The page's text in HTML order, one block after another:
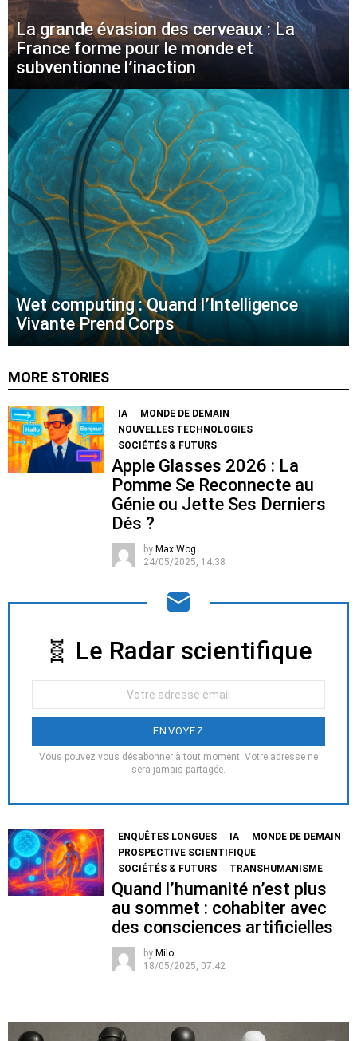
La grande évasion des cerveaux : La
France forme pour le monde et
subventionne l’inaction
Wet computing : Quand l’Intelligence
Vivante Prend Corps
MORE STORIES
IA
MONDE DE DEMAIN
NOUVELLES TECHNOLOGIES
SOCIÉTÉS & FUTURS
Apple Glasses 2026 : La
Pomme Se Reconnecte au
Génie ou Jette Ses Derniers
Dés ?
by Max Wog
24/05/2025, 14:38
NEWSLETTER
🧬 Le Radar scientifique
:
Vous pouvez vous désabonner à tout moment. Votre adresse ne
sera jamais partagée.
ENQUÊTES LONGUES IA
MONDE DE DEMAIN
PROSPECTIVE SCIENTIFIQUE
SOCIÉTÉS & FUTURS
TRANSHUMANISME
Quand l’humanité n’est plus
au sommet : cohabiter avec
des consciences artificielles
by Milo
18/05/2025, 07:42